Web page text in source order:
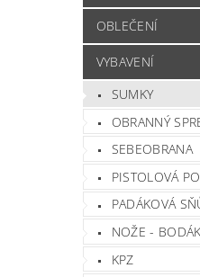
OBLEČENÍ
VYBAVENÍ
SUMKY
OBRANNÝ
SEBEOBRANA
PISTOLOVÁ
PADÁKOVÁ
NOŽE -
KPZ